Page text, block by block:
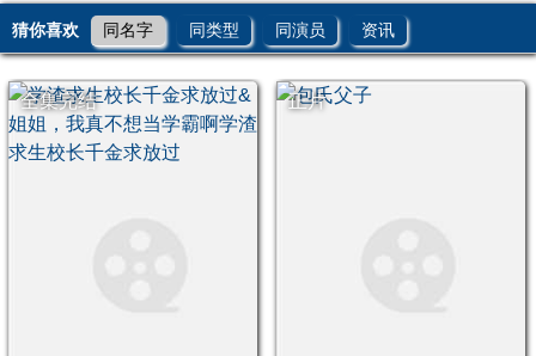
猜你喜欢 同名字 同类型 同演员 资讯
全集完结 正片